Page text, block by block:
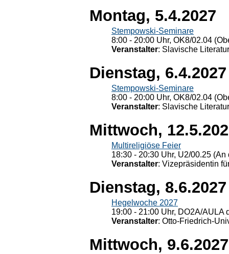
Montag, 5.4.2027
Stempowski-Seminare
8:00 - 20:00 Uhr, OK8/02.04
Veranstalter: Slavische
Dienstag, 6.4.2027
Stempowski-Seminare
8:00 - 20:00 Uhr, OK8/02.04
Veranstalter: Slavische
Mittwoch,
Multireligiöse Feier
18:30 - 20:30 Uhr, U2/00.25
Veranstalter: Vizepräsidentin
Dienstag, 8.6.2027
Hegelwoche 2027
19:00 - 21:00 Uhr, DO2A/
Veranstalter: Otto-Friedrich-
Mittwoch, 9.6.2027